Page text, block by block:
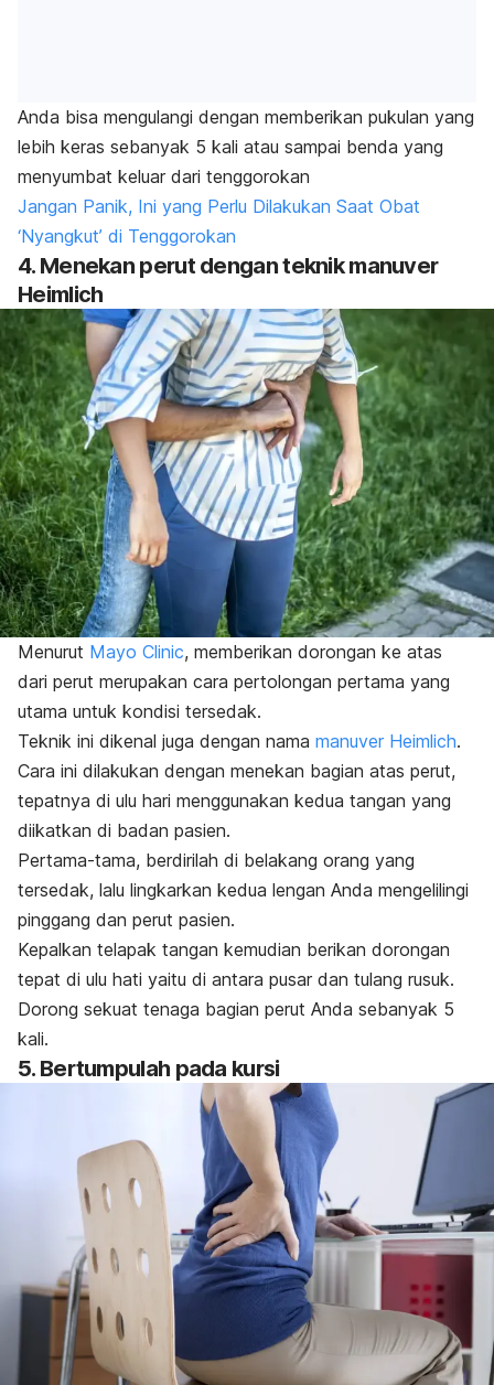
Anda bisa mengulangi dengan memberikan pukulan yang
lebih keras sebanyak 5 kali atau sampai benda yang
menyumbat keluar dari tenggorokan
Jangan Panik, Ini yang Perlu Dilakukan Saat Obat
‘Nyangkut’ di Tenggorokan
4. Menekan perut dengan teknik manuver
Heimlich
Menurut Mayo Clinic, memberikan dorongan ke atas
dari perut merupakan cara pertolongan pertama yang
utama untuk kondisi tersedak.
Teknik ini dikenal juga dengan nama manuver Heimlich.
Cara ini dilakukan dengan menekan bagian atas perut,
tepatnya di ulu hari menggunakan kedua tangan yang
diikatkan di badan pasien.
Pertama-tama, berdirilah di belakang orang yang
tersedak, lalu lingkarkan kedua lengan Anda mengelilingi
pinggang dan perut pasien.
Kepalkan telapak tangan kemudian berikan dorongan
tepat di ulu hati yaitu di antara pusar dan tulang rusuk.
Dorong sekuat tenaga bagian perut Anda sebanyak 5
kali.
5. Bertumpulah pada kursi